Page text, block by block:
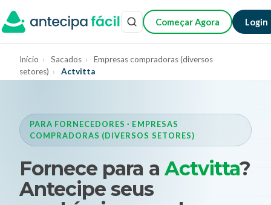
Começar Agora Login
Início › Sacados ›
Empresas compradoras (diversos
setores) › Actvitta
PARA FORNECEDORES · EMPRESAS
COMPRADORAS (DIVERSOS SETORES)
Fornece para a Actvitta?
Antecipe seus